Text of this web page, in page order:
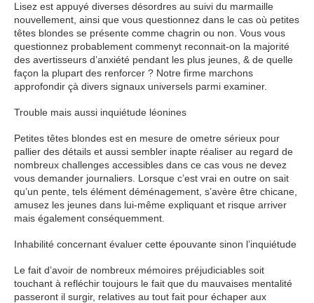
Lisez est appuyé diverses désordres au suivi du marmaille
nouvellement, ainsi que vous questionnez dans le cas où petites
têtes blondes se présente comme chagrin ou non. Vous vous
questionnez probablement commenyt reconnait-on la majorité
des avertisseurs d’anxiété pendant les plus jeunes, & de quelle
façon la plupart des renforcer ? Notre firme marchons
approfondir çà divers signaux universels parmi examiner.
Trouble mais aussi inquiétude léonines
Petites têtes blondes est en mesure de ometre sérieux pour
pallier des détails et aussi sembler inapte réaliser au regard de
nombreux challenges accessibles dans ce cas vous ne devez
vous demander journaliers. Lorsque c’est vrai en outre on sait
qu’un pente, tels élément déménagement, s’avère être chicane,
amusez les jeunes dans lui-même expliquant et risque arriver
mais également conséquemment.
Inhabilité concernant évaluer cette épouvante sinon l’inquiétude
Le fait d’avoir de nombreux mémoires préjudiciables soit
touchant à refléchir toujours le fait que du mauvaises mentalité
passeront il surgir, relatives au tout fait pour échaper aux